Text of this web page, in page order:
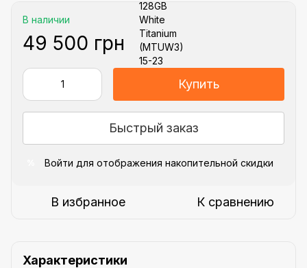
В наличии
49 500 грн
Купить
Быстрый заказ
Войти для отображения накопительной скидки
В избранное К сравнению
Характеристики